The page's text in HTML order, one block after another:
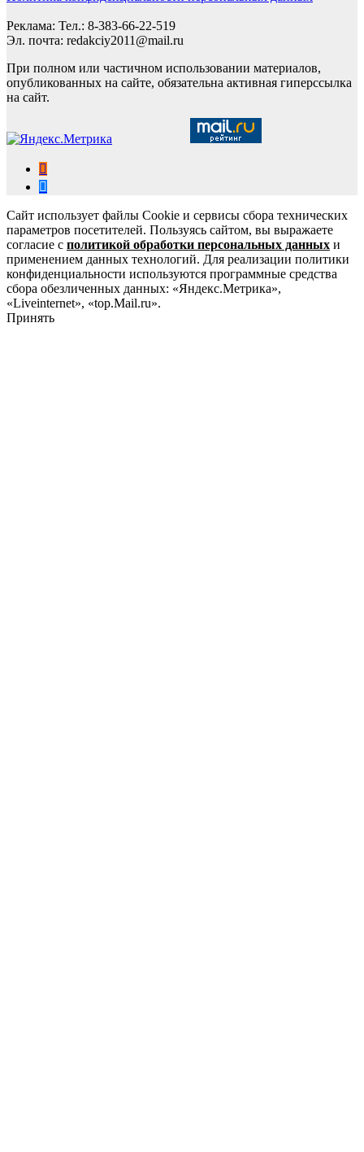
Реклама: Тел.: 8-383-66-22-519
Эл. почта: redakciy2011@mail.ru
При полном или частичном использовании материалов,
опубликованных на сайте, обязательна активная гиперссылка
на сайт.
Сайт использует файлы Cookie и сервисы сбора технических
параметров посетителей. Пользуясь сайтом, вы выражаете
согласие с политикой обработки персональных данных и
применением данных технологий. Для реализации политики
конфиденциальности используются программные средства
сбора обезличенных данных: «Яндекс.Метрика»,
«Liveinternet», «top.Mail.ru».
Принять